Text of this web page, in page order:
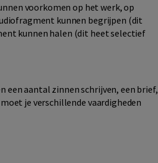
voorkomen op het werk, op
kunnen begrijpen (dit
kunnen halen (dit heet selectief
een aantal zinnen schrijven, een brief,
je verschillende vaardigheden